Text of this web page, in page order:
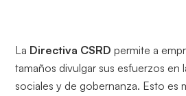
La Directiva CSRD permite a
tamaños divulgar sus esfuerzos en
sociales y de gobernanza. Esto es